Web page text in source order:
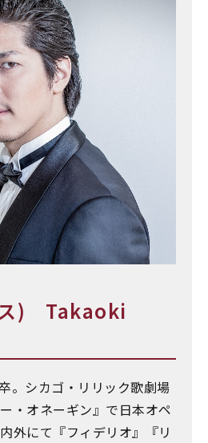
ス) Takaoki
。シカゴ・リリック歌劇場
・オネーギン』で日本オペ
外にて『フィデリオ』『リ